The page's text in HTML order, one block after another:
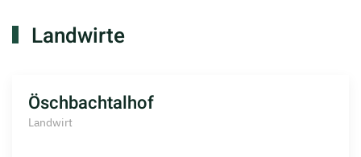
Landwirte
Öschbachtalhof
Landwirt